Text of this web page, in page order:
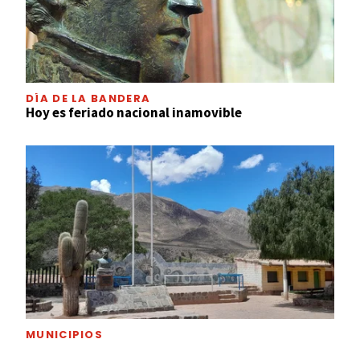
DÍA DE LA BANDERA
Hoy es feriado nacional inamovible
MUNICIPIOS